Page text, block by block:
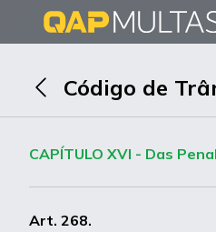
Código de
CAPÍTULO XVI - Das
Art. 268.